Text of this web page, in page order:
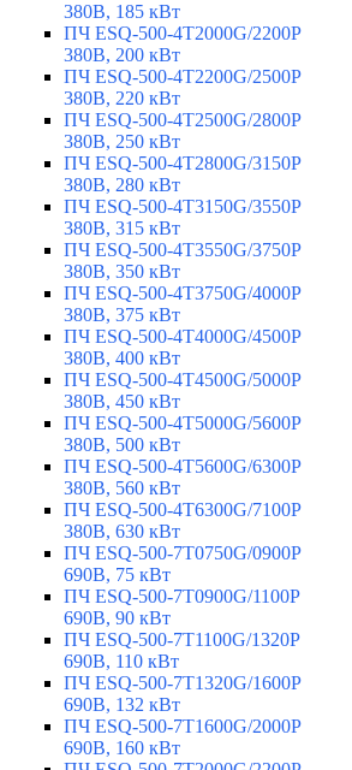
380В, 185 кВт
ПЧ ESQ-500-4T2000G/2200P
380В, 200 кВт
ПЧ ESQ-500-4T2200G/2500P
380В, 220 кВт
ПЧ ESQ-500-4T2500G/2800P
380В, 250 кВт
ПЧ ESQ-500-4T2800G/3150P
380В, 280 кВт
ПЧ ESQ-500-4T3150G/3550P
380В, 315 кВт
ПЧ ESQ-500-4T3550G/3750P
380В, 350 кВт
ПЧ ESQ-500-4T3750G/4000P
380В, 375 кВт
ПЧ ESQ-500-4T4000G/4500P
380В, 400 кВт
ПЧ ESQ-500-4T4500G/5000P
380В, 450 кВт
ПЧ ESQ-500-4T5000G/5600P
380В, 500 кВт
ПЧ ESQ-500-4T5600G/6300P
380В, 560 кВт
ПЧ ESQ-500-4T6300G/7100P
380В, 630 кВт
ПЧ ESQ-500-7T0750G/0900P
690В, 75 кВт
ПЧ ESQ-500-7T0900G/1100P
690В, 90 кВт
ПЧ ESQ-500-7T1100G/1320P
690В, 110 кВт
ПЧ ESQ-500-7T1320G/1600P
690В, 132 кВт
ПЧ ESQ-500-7T1600G/2000P
690В, 160 кВт